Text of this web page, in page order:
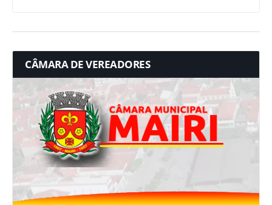
CÂMARA DE VEREADORES